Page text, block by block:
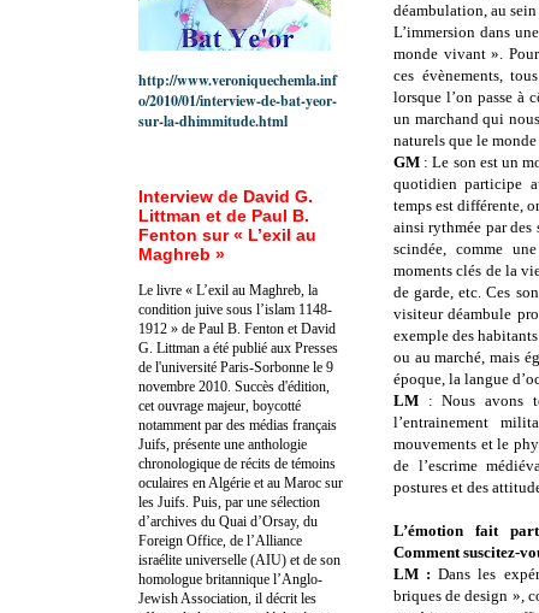
déambulation, au
L’immersion dans
monde vivant ».
ces évènements,
lorsque l’on passe à
un marchand qui
naturels que le
GM : Le son est un
quotidien participe
temps est différente,
ainsi rythmée par des
scindée, comme
moments clés de la
de garde, etc. Ces
visiteur déambule
exemple des
ou au marché, mais
époque, la langue
LM : Nous avons
l’entrainement
mouvements et le
de l’escrime
postures et des
L’émotion fait
Comment suscitez-
LM :Dans les
briques de design »,
http://www.veroniquechemla.inf
o/2010/01/interview-de-bat-yeor-
sur-la-dhimmitude.html
Interview de David G.
Littman et de Paul B.
Fenton sur « L’exil au
Maghreb »
Le livre « L’exil au Maghreb, la
condition juive sous l’islam 1148-
1912 » de Paul B. Fenton et David
G. Littman a été publié aux Presses
de l'université Paris-Sorbonne le 9
novembre 2010. Succès d'édition,
cet ouvrage majeur, boycotté
notamment par des médias français
Juifs, présente une anthologie
chronologique de récits de témoins
oculaires en Algérie et au Maroc sur
les Juifs. Puis, par une sélection
d’archives du Quai d’Orsay, du
Foreign Office, de l’Alliance
israélite universelle (AIU) et de son
homologue britannique l’Anglo-
Jewish Association, il décrit les